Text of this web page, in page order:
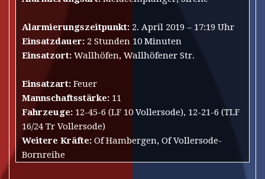
Alarmierungszeitpunkt: 2. April 2019 – 17:19 Uhr
Einsatzdauer: 2 Stunden 10 Minuten
Einsatzort: Wallhöfen, Wallhöfener Str.
Einsatzart: Feuer
Mannschaftsstärke: 11
Fahrzeuge: 12-45-6 (LF 10 Vollersode), 12-21-6 (TLF
16/24 Tr Vollersode)
Weitere Kräfte: Of Hambergen, Of Vollersode-
Bornreihe